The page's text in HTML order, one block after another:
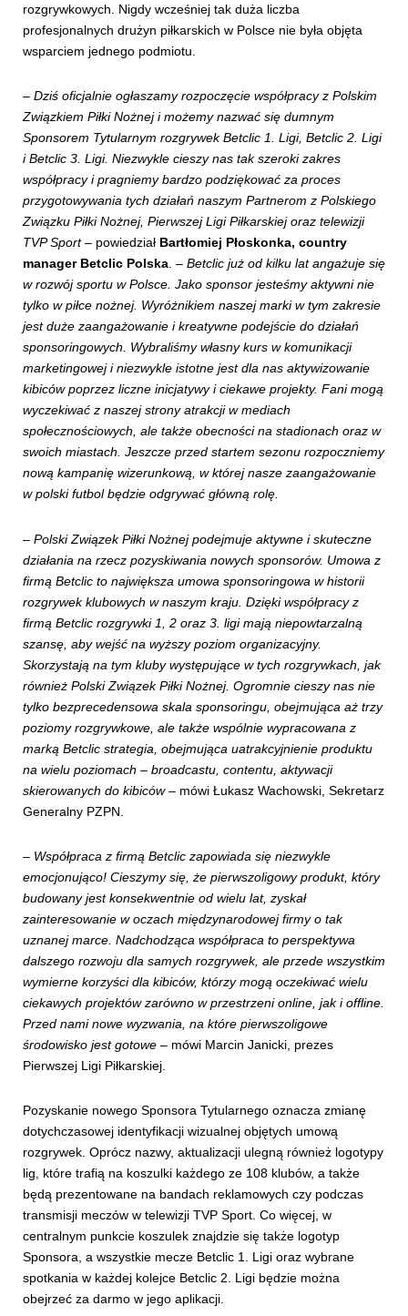
rozgrywkowych. Nigdy wcześniej tak duża liczba
profesjonalnych drużyn piłkarskich w Polsce nie była objęta
wsparciem jednego podmiotu.
– Dziś oficjalnie ogłaszamy rozpoczęcie współpracy z Polskim
Związkiem Piłki Nożnej i możemy nazwać się dumnym
Sponsorem Tytularnym rozgrywek Betclic 1. Ligi, Betclic 2. Ligi
i Betclic 3. Ligi. Niezwykle cieszy nas tak szeroki zakres
współpracy i pragniemy bardzo podziękować za proces
przygotowywania tych działań naszym Partnerom z Polskiego
Związku Piłki Nożnej, Pierwszej Ligi Piłkarskiej oraz telewizji
TVP Sport– powiedział Bartłomiej Płoskonka, country
manager Betclic Polska . – Betclic już od kilku lat angażuje się
w rozwój sportu w Polsce. Jako sponsor jesteśmy aktywni nie
tylko w piłce nożnej. Wyróżnikiem naszej marki w tym zakresie
jest duże zaangażowanie i kreatywne podejście do działań
sponsoringowych. Wybraliśmy własny kurs w komunikacji
marketingowej i niezwykle istotne jest dla nas aktywizowanie
kibiców poprzez liczne inicjatywy i ciekawe projekty. Fani mogą
wyczekiwać z naszej strony atrakcji w mediach
społecznościowych, ale także obecności na stadionach oraz w
swoich miastach. Jeszcze przed startem sezonu rozpoczniemy
nową kampanię wizerunkową, w której nasze zaangażowanie
w polski futbol będzie odgrywać główną rolę.
– Polski Związek Piłki Nożnej podejmuje aktywne i skuteczne
działania na rzecz pozyskiwania nowych sponsorów. Umowa z
firmą Betclic to największa umowa sponsoringowa w historii
rozgrywek klubowych w naszym kraju. Dzięki współpracy z
firmą Betclic rozgrywki 1, 2 oraz 3. ligi mają niepowtarzalną
szansę, aby wejść na wyższy poziom organizacyjny.
Skorzystają na tym kluby występujące w tych rozgrywkach, jak
również Polski Związek Piłki Nożnej. Ogromnie cieszy nas nie
tylko bezprecedensowa skala sponsoringu, obejmująca aż trzy
poziomy rozgrywkowe, ale także wspólnie wypracowana z
marką Betclic strategia, obejmująca uatrakcyjnienie produktu
na wielu poziomach – broadcastu, contentu, aktywacji
skierowanych do kibiców– mówi Łukasz Wachowski, Sekretarz
Generalny PZPN.
– Współpraca z firmą Betclic zapowiada się niezwykle
emocjonująco! Cieszymy się, że pierwszoligowy produkt, który
budowany jest konsekwentnie od wielu lat, zyskał
zainteresowanie w oczach międzynarodowej firmy o tak
uznanej marce. Nadchodząca współpraca to perspektywa
dalszego rozwoju dla samych rozgrywek, ale przede wszystkim
wymierne korzyści dla kibiców, którzy mogą oczekiwać wielu
ciekawych projektów zarówno w przestrzeni online, jak i offline.
Przed nami nowe wyzwania, na które pierwszoligowe
środowisko jest gotowe – mówi Marcin Janicki, prezes
Pierwszej Ligi Piłkarskiej.
Pozyskanie nowego Sponsora Tytularnego oznacza zmianę
dotychczasowej identyfikacji wizualnej objętych umową
rozgrywek. Oprócz nazwy, aktualizacji ulegną również logotypy
lig, które trafią na koszulki każdego ze 108 klubów, a także
będą prezentowane na bandach reklamowych czy podczas
transmisji meczów w telewizji TVP Sport. Co więcej, w
centralnym punkcie koszulek znajdzie się także logotyp
Sponsora, a wszystkie mecze Betclic 1. Ligi oraz wybrane
spotkania w każdej kolejce Betclic 2. Ligi będzie można
obejrzeć za darmo w jego aplikacji.